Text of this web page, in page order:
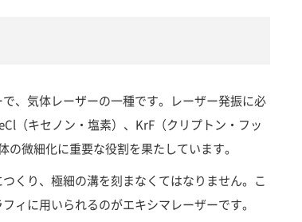
、気体レーザーの一種です。レーザー発振に必
（キセノン・塩素）、KrF（クリプトン・フッ
微細化に重要な役割を果たしています。
くり、極細の溝を刻まなくてはなりません。こ
ィに用いられるのがエキシマレーザーです。